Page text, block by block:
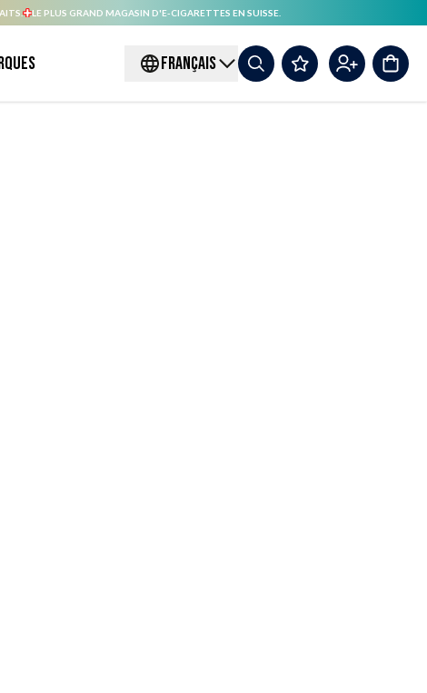
LE PLUS GRAND MAGASIN D'E-CIGARETTES EN SUISSE.
FRANÇAIS